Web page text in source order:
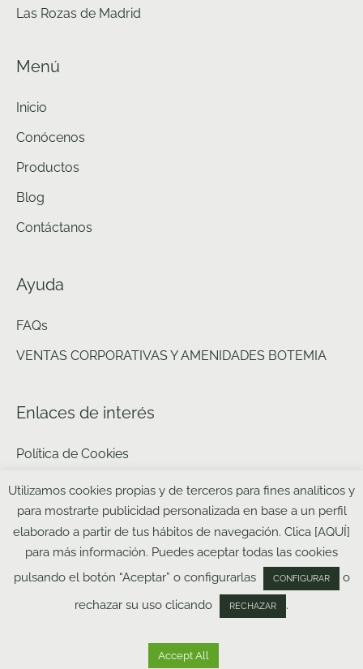
Las Rozas de Madrid
Menú
Inicio
Conócenos
Productos
Blog
Contáctanos
Ayuda
FAQs
VENTAS CORPORATIVAS Y AMENIDADES BOTEMIA
Enlaces de interés
Política de Cookies
Política de privacidad y aviso legal web
Política de Pagos
Política de Envíos
© 2026 - Botemia | All rights reserved.
Utilizamos cookies propias y de terceros para fines analíticos y
para mostrarte publicidad personalizada en base a un perfil
elaborado a partir de tus hábitos de navegación. Clica [AQUÍ]
para más información. Puedes aceptar todas las cookies
pulsando el botón “Aceptar” o configurarlas
CONFIGURAR
o
rechazar su uso clicando
RECHAZAR .
Accept All